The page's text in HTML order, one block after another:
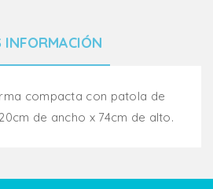
INFORMACIÓN
compacta con patola de
de ancho x 74cm de alto.